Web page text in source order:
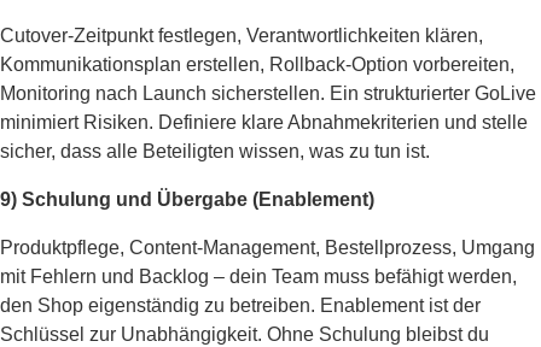
Cutover-Zeitpunkt festlegen, Verantwortlichkeiten klären,
Kommunikationsplan erstellen, Rollback-Option vorbereiten,
Monitoring nach Launch sicherstellen. Ein strukturierter GoLive
minimiert Risiken. Definiere klare Abnahmekriterien und stelle
sicher, dass alle Beteiligten wissen, was zu tun ist.
9) Schulung und Übergabe (Enablement)
Produktpflege, Content-Management, Bestellprozess, Umgang
mit Fehlern und Backlog – dein Team muss befähigt werden,
den Shop eigenständig zu betreiben. Enablement ist der
Schlüssel zur Unabhängigkeit. Ohne Schulung bleibst du